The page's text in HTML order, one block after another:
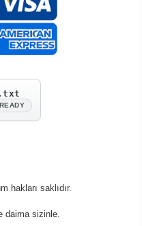
hakları saklıdır.
daima sizinle.